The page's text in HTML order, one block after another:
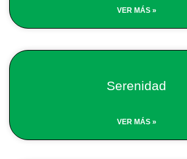
VER MÁS »
Serenidad
VER MÁS »